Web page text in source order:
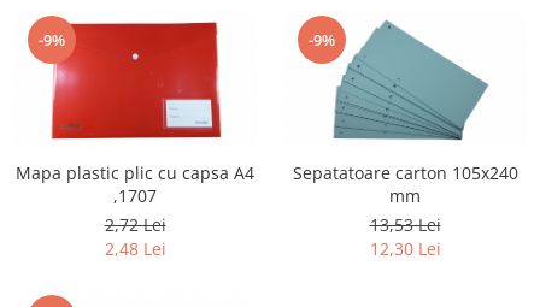
-9%
Mapa plastic plic cu capsa A4
,1707
2,72 Lei
2,48 Lei
-9%
Sepatatoare carton 105x240
mm
13,53 Lei
12,30 Lei